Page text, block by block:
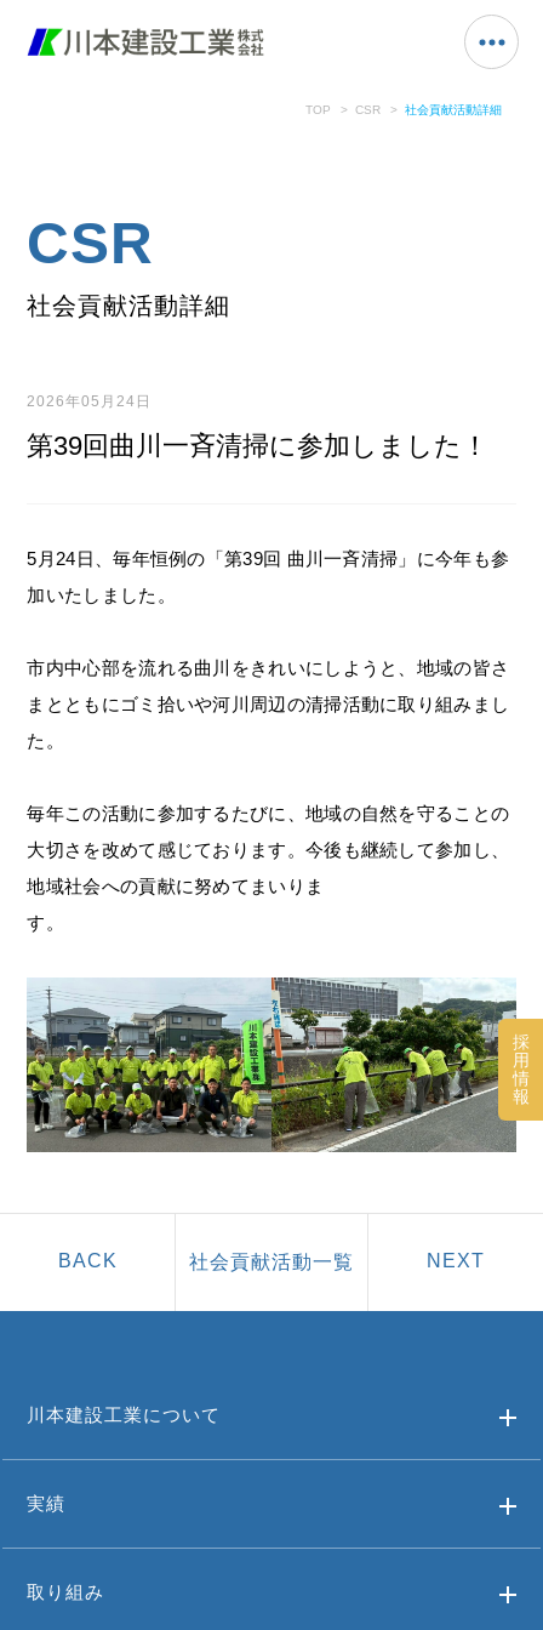
採
用
情
報
TOP CSR 社会貢献活動詳細
CSR
社会貢献活動詳細
2026年05月24日
第39回曲川一斉清掃に参加しました！
5月24日、毎年恒例の「第39回 曲川一斉清掃」に今年も参
加いたしました。
市内中心部を流れる曲川をきれいにしようと、地域の皆さ
まとともにゴミ拾いや河川周辺の清掃活動に取り組みまし
た。
毎年この活動に参加するたびに、地域の自然を守ることの
大切さを改めて感じております。今後も継続して参加し、
地域社会への貢献に努めてまいりま
社会貢献活動一覧
川本建設工業について
実績
取り組み